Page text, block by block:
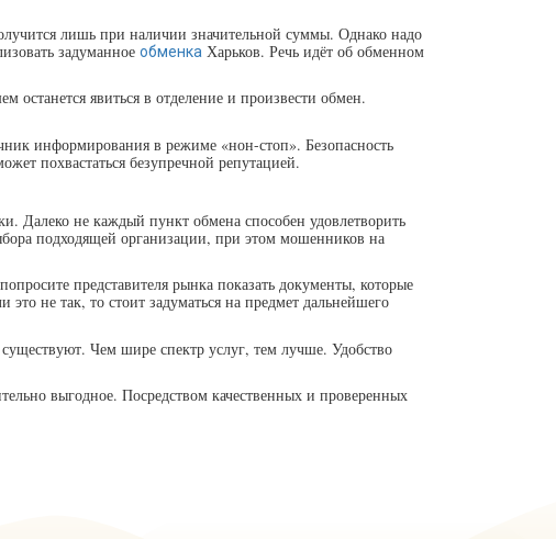
лишь при наличии значительной суммы. Однако надо
задуманное обменка Харьков. Речь идёт об обменном
останется явиться в отделение и произвести обмен.
информирования в режиме «нон-стоп». Безопасность
похвастаться безупречной репутацией.
Далеко не каждый пункт обмена способен удовлетворить
подходящей организации, при этом мошенников на
представителя рынка показать документы, которые
не так, то стоит задуматься на предмет дальнейшего
Чем шире спектр услуг, тем лучше. Удобство
выгодное. Посредством качественных и проверенных